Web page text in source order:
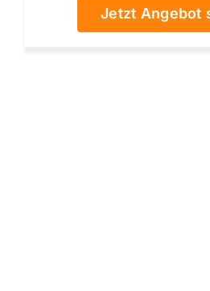
Jetzt Angebot